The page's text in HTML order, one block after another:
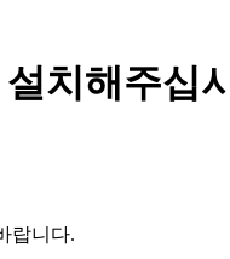
치해주십
랍니다.